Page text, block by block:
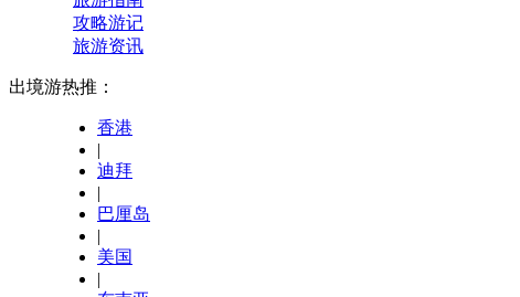
攻略游记
旅游资讯
出境游热推：
香港
|
迪拜
|
巴厘岛
|
美国
|